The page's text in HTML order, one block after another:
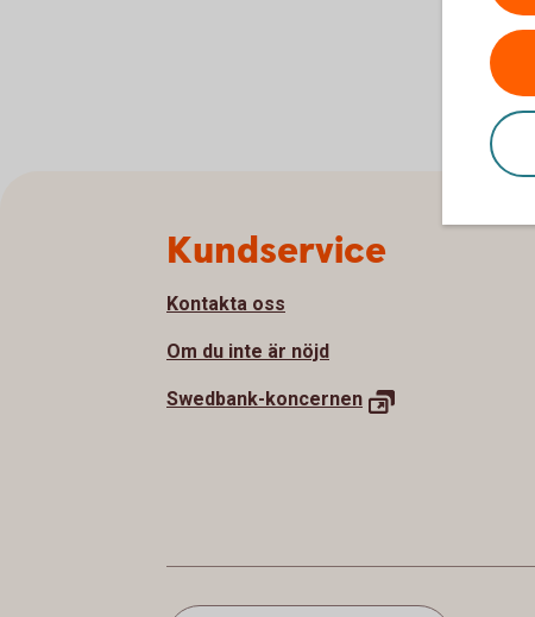
Kundservice
Kontakta oss
Om du inte är nöjd
Swedbank-koncernen